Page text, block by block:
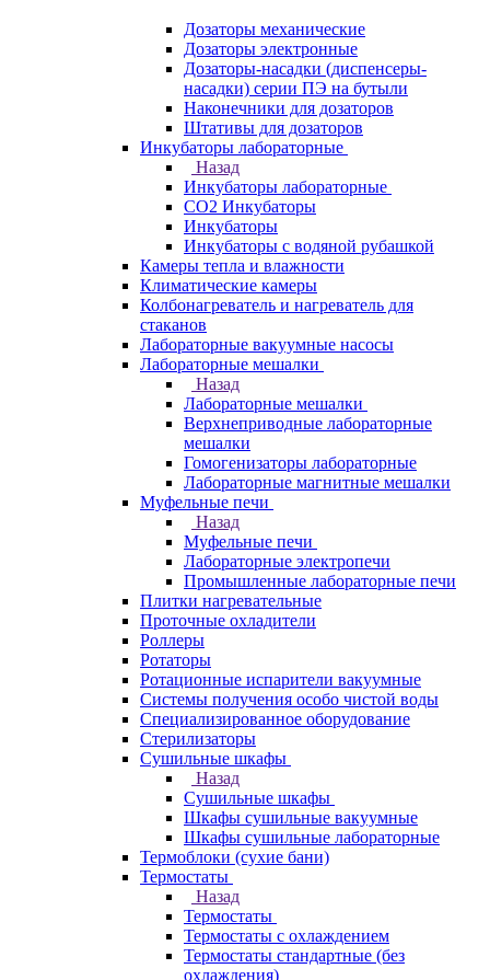
Дозаторы механические
Дозаторы электронные
Дозаторы-насадки (диспенсеры-
насадки) серии ПЭ на бутыли
Наконечники для дозаторов
Штативы для дозаторов
Инкубаторы лабораторные
Назад
Инкубаторы лабораторные
CO2 Инкубаторы
Инкубаторы
Инкубаторы с водяной рубашкой
Камеры тепла и влажности
Климатические камеры
Колбонагреватель и нагреватель для
стаканов
Лабораторные вакуумные насосы
Лабораторные мешалки
Назад
Лабораторные мешалки
Верхнеприводные лабораторные
мешалки
Гомогенизаторы лабораторные
Лабораторные магнитные мешалки
Муфельные печи
Назад
Муфельные печи
Лабораторные электропечи
Промышленные лабораторные печи
Плитки нагревательные
Проточные охладители
Роллеры
Ротаторы
Ротационные испарители вакуумные
Системы получения особо чистой воды
Специализированное оборудование
Стерилизаторы
Сушильные шкафы
Назад
Сушильные шкафы
Шкафы сушильные вакуумные
Шкафы сушильные лабораторные
Термоблоки (сухие бани)
Термостаты
Назад
Термостаты
Термостаты с охлаждением
Термостаты стандартные (без
охлаждения)